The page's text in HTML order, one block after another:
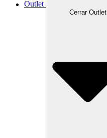
Outlet
Cerrar Outlet